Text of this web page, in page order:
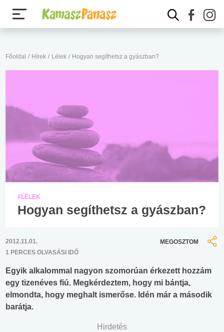
Főoldal / Hírek / Lélek / Hogyan segíthetsz a gyászban?
#LÉLEK
Hogyan segíthetsz a gyászban?
2012.11.01.
1 PERCES OLVASÁSI IDŐ
MEGOSZTOM
Egyik alkalommal nagyon szomorúan érkezett hozzám
egy tizenéves fiú. Megkérdeztem, hogy mi bántja,
elmondta, hogy meghalt ismerőse. Idén már a második
barátja.
Hirdetés